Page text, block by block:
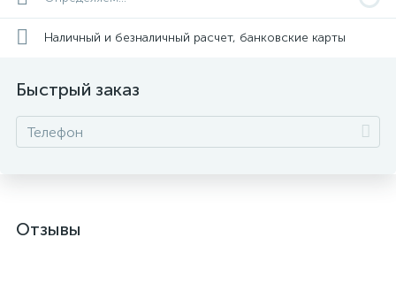
Наличный и безналичный расчет, банковские карты
Быстрый заказ
Отзывы